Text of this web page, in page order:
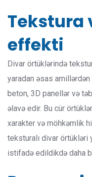
Tekstura
effekti
Divar örtüklərində
yaradan əsas
beton, 3D panellər və
əlavə edir. Bu cür
xarakter və möhkəmlik
teksturalı divar örtükləri
istifadə edildikdə daha